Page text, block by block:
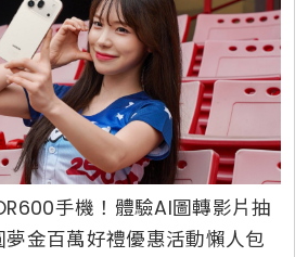
手機！體驗AI圖轉影片抽
夢金百萬好禮優惠活動懶人包